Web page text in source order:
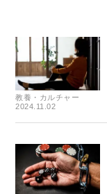
教養・カルチャー
2024.11.02